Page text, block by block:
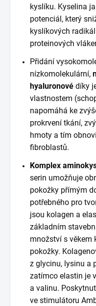
kyslíku. Kyselina
potenciál, který
kyslíkových
proteinových
Přidání
nízkomolekulární,
hyaluronové díky
vlastnostem
napomáhá ke
prokrvení tkání,
hmoty a tím
fibroblastů.
Komplex
serin umožňuje
pokožky přímým
potřebného pro
jsou kolagen a
základním
množství s věkem
pokožky.
z glycinu, lysinu a
zatímco elastin je
a valinu.
ve stimulátoru